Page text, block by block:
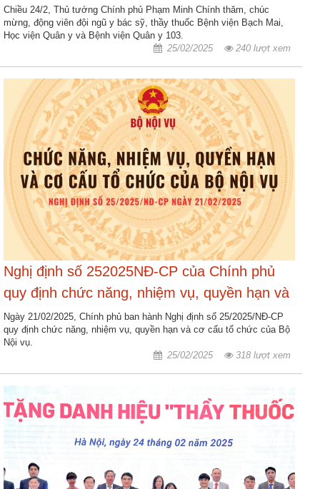
thi
đua
trị
Kinh
tế
-
Xã
hội
Hợp
tác
đào
tạo
Các
án,
đề
tài
tin
Tìm
kiếm
Đăng
Chiều 24/2, Thủ tướng Chính phủ Phạm Minh Chính thăm, chúc
mừng, động viên đội ngũ y bác sỹ, thầy thuốc Bệnh viện Bạch Mai,
Học viện Quân y và Bệnh viện Quân y 103.
25/02/2025
240 lượt xem
Nghị định số 252025NĐ-CP của Chính phủ
quy định chức năng, nhiệm vụ, quyền hạn và
cơ cấu tổ chức của Bộ Nội vụ
Ngày 21/02/2025, Chính phủ ban hành Nghị định số 25/2025/NĐ-CP
quy định chức năng, nhiệm vụ, quyền hạn và cơ cấu tổ chức của Bộ
Nội vụ.
25/02/2025
318 lượt xem